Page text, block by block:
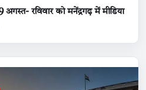
9 अगस्त- रविवार को मनेंद्रगढ़ में मीडिया